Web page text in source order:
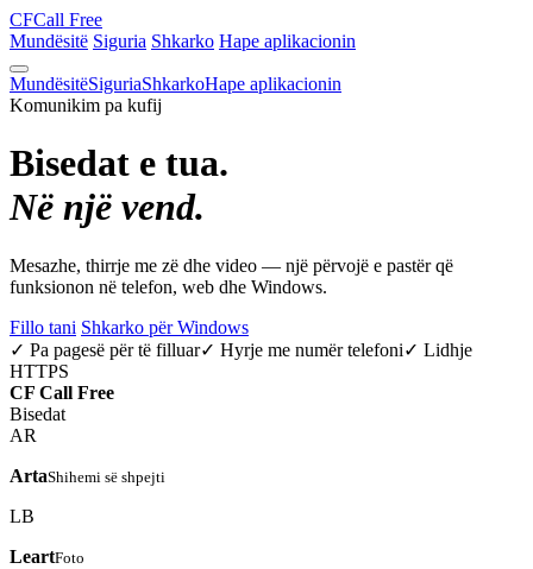
CFCall Free
Mundësitë Siguria Shkarko Hape aplikacionin
MundësitëSiguriaShkarkoHape aplikacionin
Komunikim pa kufij
Bisedat e tua.
Në një vend.
Mesazhe, thirrje me zë dhe video — një përvojë e pastër që
funksionon në telefon, web dhe Windows.
Fillo tani Shkarko për Windows
✓ Pa pagesë për të filluar✓ Hyrje me numër telefoni✓ Lidhje
HTTPS
CF Call Free
Bisedat
AR
ArtaShihemi së shpejti
LB
LeartFoto